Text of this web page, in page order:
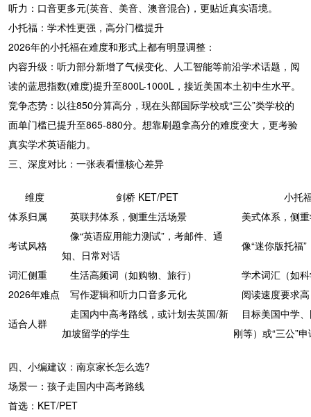
听力：口音更多元(英音、美音、澳音混合)，更贴近真实语境。
小托福：学术性更强，高分门槛提升
2026年的小托福在难度和形式上都有明显调整：
内容升级：听力部分新增了气候变化、人工智能等前沿学术话题，阅
读的蓝思指数(难度)提升至800L-1000L，接近美国本土初中生水平。
竞争态势：以往850分算高分，现在头部国际学校或“三公”类学校的
面单门槛已提升至865-880分。想靠刷题拿高分的难度变大，更考验
真实学术英语能力。
三、深度对比：一张表看懂核心差异
维度 剑桥 KET/PET
小托
体系归属
英联邦体系，侧重生活场景 美式体系，侧
考试风格
像“英语应用能力测试”，考邮件、通
知、日常对话
像“迷你版托福
词汇侧重 生活高频词（如购物、旅行）
学术词汇（如
2026年难点
写作逻辑和听力口音多元化 阅读速度要求
适合人群
走国内中高考路线，或计划去英国/新
加坡留学的学生
目标美国中学
刚等）或“三公”申
四、小编建议：南京家长怎么选?
场景一：孩子走国内中高考路线
首选：KET/PET